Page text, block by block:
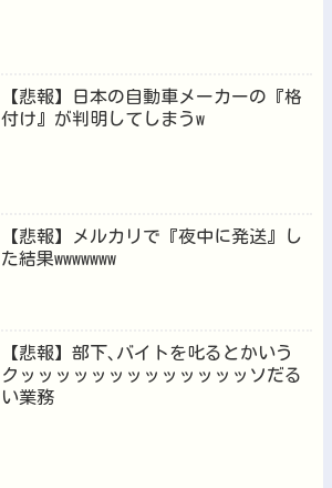
【悲報】日本の自動車メーカーの『格
付け』が判明してしまうw
【悲報】メルカリで『夜中に発送』し
た結果wwwwwww
【悲報】部下､バイトを叱るとかいう
クッッッッッッッッッッッッッソだる
い業務